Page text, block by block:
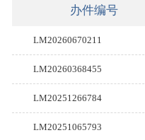
办件编号
LM20260670211
LM20260368455
LM20251266784
LM20251065793